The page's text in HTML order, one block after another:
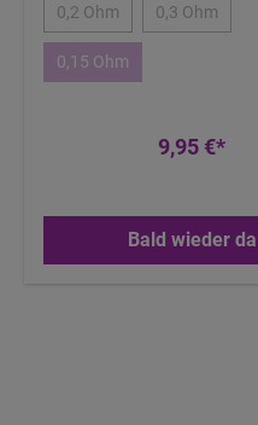
0,2 Ohm 0,3 Ohm
0,15 Ohm
9,95 €*
Bald wieder da